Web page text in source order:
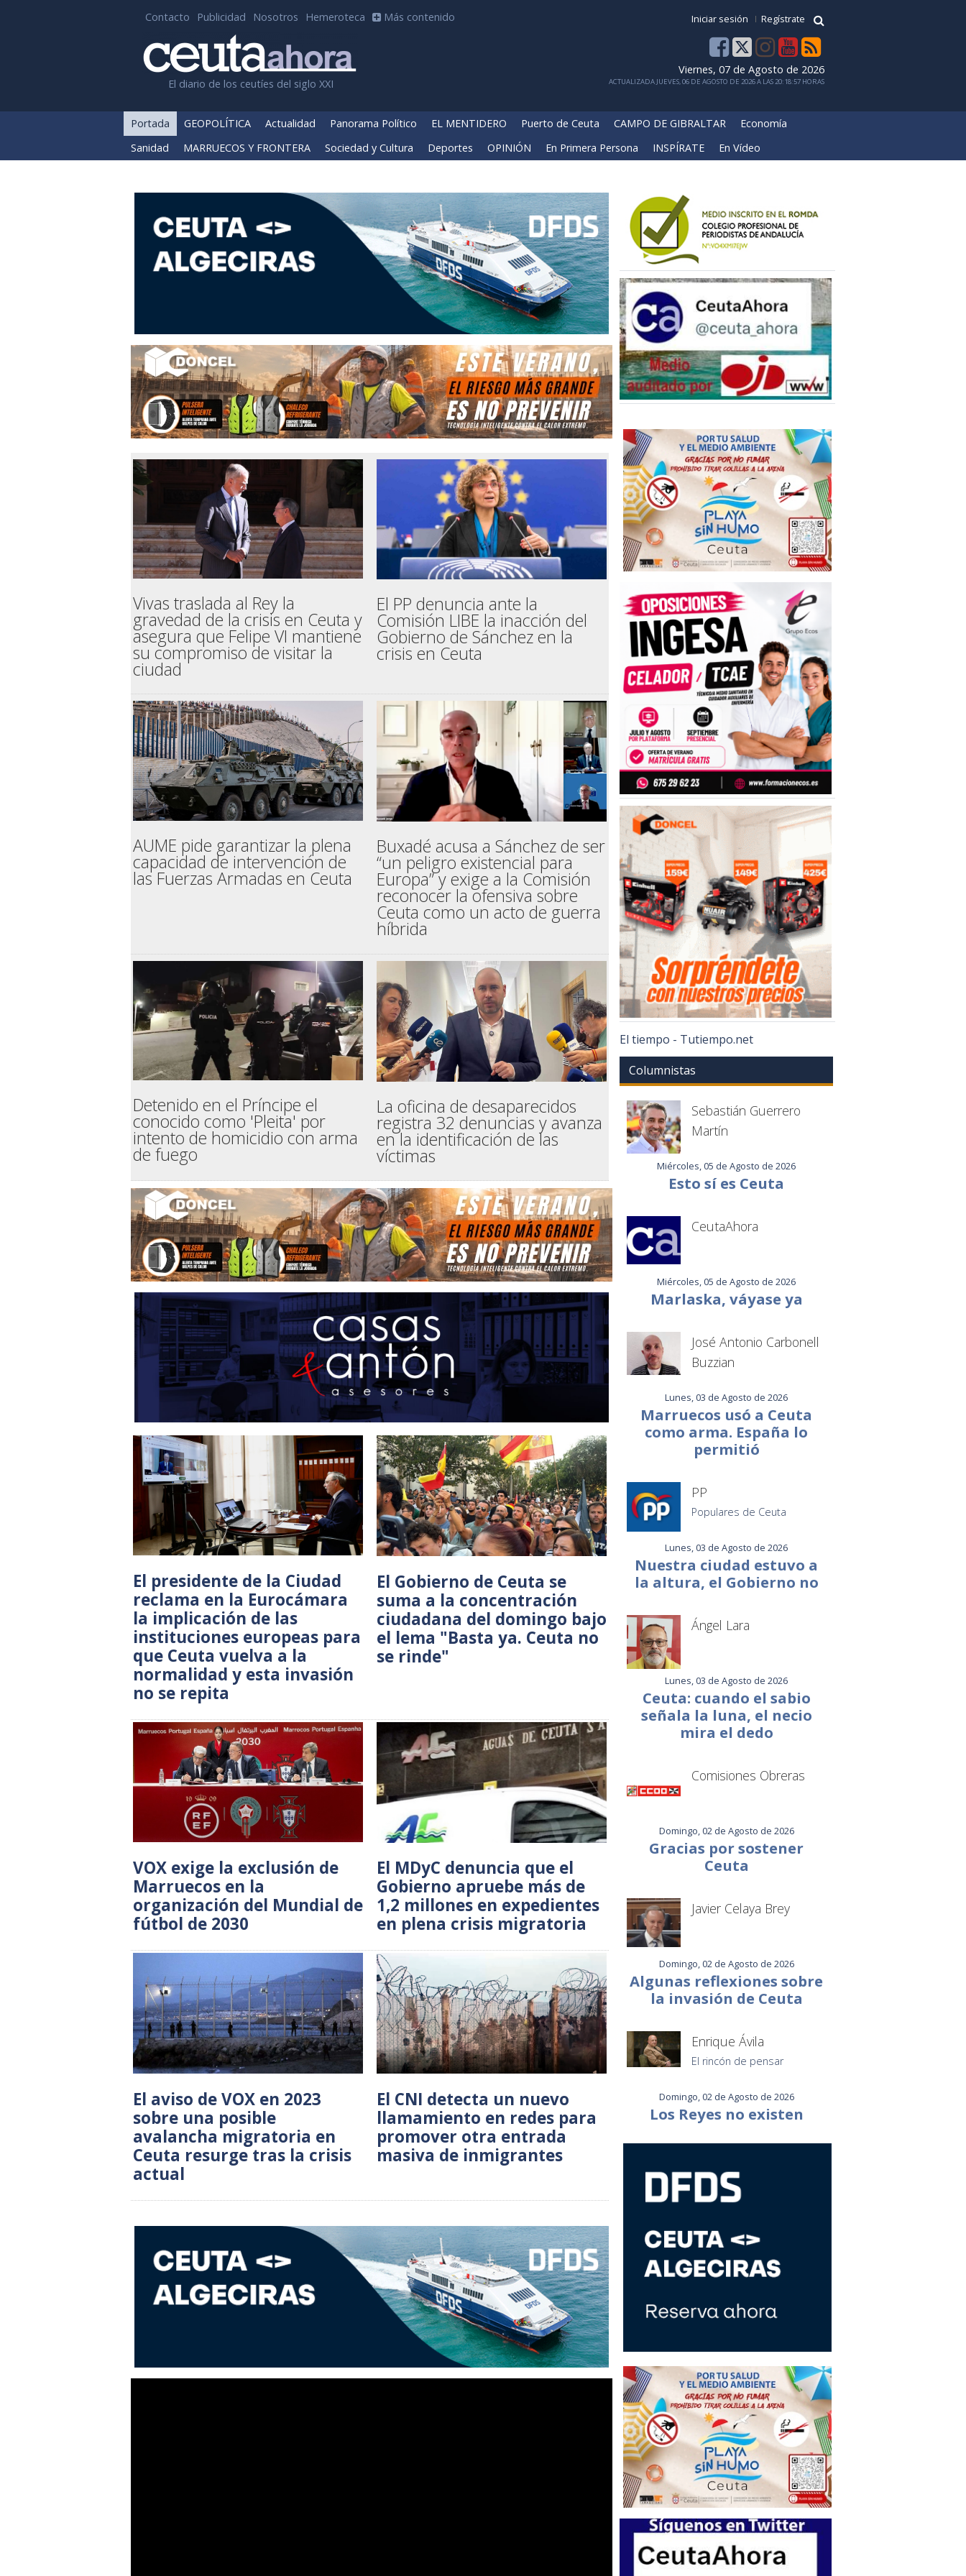
Contacto Publicidad Nosotros Hemeroteca Más contenido Iniciar sesión Regístrate
El diario de los ceutíes del siglo XXI
Viernes, 07 de Agosto de 2026
ACTUALIZADA JUEVES, 06 DE AGOSTO DE 2026 A LAS 20:18:57 HORAS
Portada GEOPOLÍTICA Actualidad Panorama Político EL MENTIDERO Puerto de Ceuta CAMPO DE GIBRALTAR
Economía
Sanidad
MARRUECOS Y FRONTERA Sociedad y Cultura Deportes OPINIÓN En Primera Persona INSPÍRATE En Vídeo
Vivas traslada al Rey la
gravedad de la crisis en Ceuta y
asegura que Felipe VI mantiene
su compromiso de visitar la
ciudad
El PP denuncia ante la
Comisión LIBE la inacción del
Gobierno de Sánchez en la
crisis en Ceuta
AUME pide garantizar la plena
capacidad de intervención de
las Fuerzas Armadas en Ceuta
Buxadé acusa a Sánchez de ser
“un peligro existencial para
Europa” y exige a la Comisión
reconocer la ofensiva sobre
Ceuta como un acto de guerra
híbrida
Detenido en el Príncipe el
conocido como 'Pleita' por
intento de homicidio con arma
de fuego
La oficina de desaparecidos
registra 32 denuncias y avanza
en la identificación de las
víctimas
El presidente de la Ciudad
reclama en la Eurocámara
la implicación de las
instituciones europeas para
que Ceuta vuelva a la
normalidad y esta invasión
no se repita
El Gobierno de Ceuta se
suma a la concentración
ciudadana del domingo bajo
el lema "Basta ya. Ceuta no
se rinde"
VOX exige la exclusión de
Marruecos en la
organización del Mundial de
fútbol de 2030
El MDyC denuncia que el
Gobierno apruebe más de
1,2 millones en expedientes
en plena crisis migratoria
El aviso de VOX en 2023
sobre una posible
avalancha migratoria en
Ceuta resurge tras la crisis
actual
El CNI detecta un nuevo
llamamiento en redes para
promover otra entrada
masiva de inmigrantes
El tiempo - Tutiempo.net
Columnistas
Sebastián Guerrero
Martín
Miércoles, 05 de Agosto de 2026
Esto sí es Ceuta
CeutaAhora
Miércoles, 05 de Agosto de 2026
Marlaska, váyase ya
José Antonio Carbonell
Buzzian
Lunes, 03 de Agosto de 2026
Marruecos usó a Ceuta
como arma. España lo
permitió
PP
Populares de Ceuta
Lunes, 03 de Agosto de 2026
Nuestra ciudad estuvo a
la altura, el Gobierno no
Ángel Lara
Lunes, 03 de Agosto de 2026
Ceuta: cuando el sabio
señala la luna, el necio
mira el dedo
Comisiones Obreras
Domingo, 02 de Agosto de 2026
Gracias por sostener
Ceuta
Javier Celaya Brey
Domingo, 02 de Agosto de 2026
Algunas reflexiones sobre
la invasión de Ceuta
Enrique Ávila
El rincón de pensar
Domingo, 02 de Agosto de 2026
Los Reyes no existen